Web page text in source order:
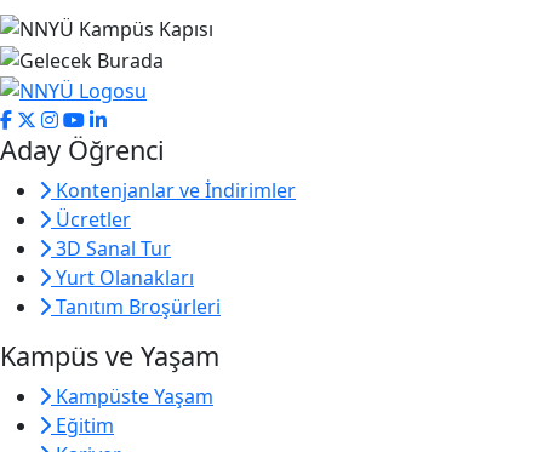
Aday Öğrenci
Kontenjanlar ve İndirimler
Ücretler
3D Sanal Tur
Yurt Olanakları
Tanıtım Broşürleri
Kampüs ve Yaşam
Kampüste Yaşam
Eğitim